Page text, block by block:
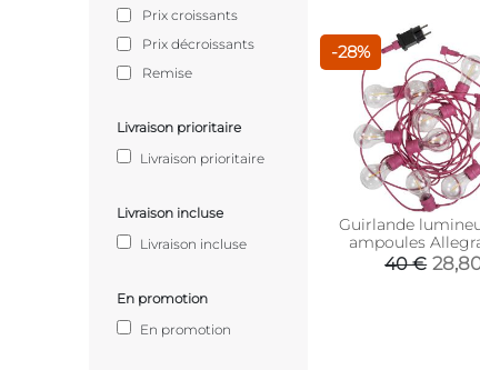
Prix croissants
Prix décroissants
Remise
Livraison prioritaire
Livraison prioritaire
Livraison incluse
Livraison incluse
En promotion
En promotion
-28%
Guirlande
ampoules
40 €